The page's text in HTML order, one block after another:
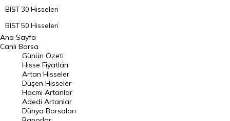
BIST 30 Hisseleri
BIST 50 Hisseleri
BIST 100 Hisseleri
En Çok Artan Hisseler
En Çok Düşen Hisseler
Hacmi Artanlar
Geçmiş Kapanışlar
Ana Sayfa
Canlı Borsa
Günün Özeti
Hisse Fiyatları
Artan Hisseler
Düşen Hisseler
Hacmi Artanlar
Adedi Artanlar
Dünya Borsaları